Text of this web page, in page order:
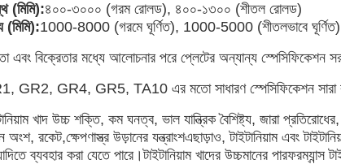
(মিমি):৪০০-৩০০০ (গরম রোলড), ৪০০-১৩০০ (শীতল রোলড)
(মিমি):1000-8000 (গরমে ঘূর্ণিত), 1000-5000 (শীতলভাবে ঘূর্ণিত)
এবং বিক্রেতার মধ্যে আলোচনার পরে প্লেটের অন্যান্য স্পেসিফিকেশন
GR2, GR4, GR5, TA10 এর মতো সাধারণ স্পেসিফিকেশন সারা
খাদ উচ্চ শক্তি, কম ঘনত্ব, ভাল যান্ত্রিক বৈশিষ্ট্য, জারা
অংশ, রকেট,ক্ষেপণাস্ত্র উড়ানের যন্ত্রাংশএছাড়াও, টাইটানিয়াম এবং
ব্যবহার করা যেতে পারে।টাইটানিয়াম খাদের উচ্চমানের পারফরম্যান্স